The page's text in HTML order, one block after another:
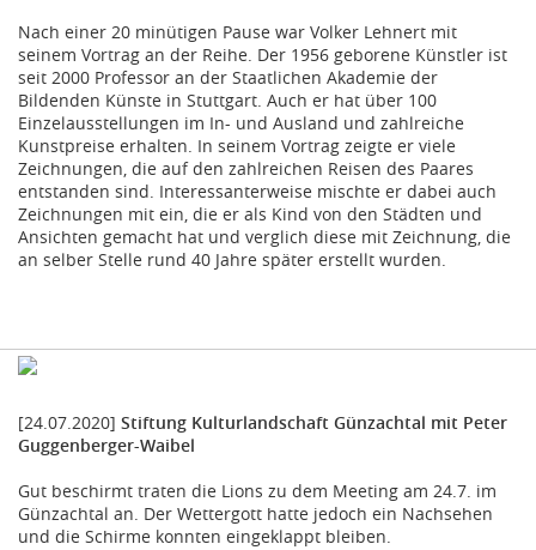
Nach einer 20 minütigen Pause war Volker Lehnert mit
seinem Vortrag an der Reihe. Der 1956 geborene Künstler ist
seit 2000 Professor an der Staatlichen Akademie der
Bildenden Künste in Stuttgart. Auch er hat über 100
Einzelausstellungen im In- und Ausland und zahlreiche
Kunstpreise erhalten. In seinem Vortrag zeigte er viele
Zeichnungen, die auf den zahlreichen Reisen des Paares
entstanden sind. Interessanterweise mischte er dabei auch
Zeichnungen mit ein, die er als Kind von den Städten und
Ansichten gemacht hat und verglich diese mit Zeichnung, die
an selber Stelle rund 40 Jahre später erstellt wurden.
[24.07.2020] Stiftung Kulturlandschaft Günzachtal mit Peter
Guggenberger-Waibel
Gut beschirmt traten die Lions zu dem Meeting am 24.7. im
Günzachtal an. Der Wettergott hatte jedoch ein Nachsehen
und die Schirme konnten eingeklappt bleiben.